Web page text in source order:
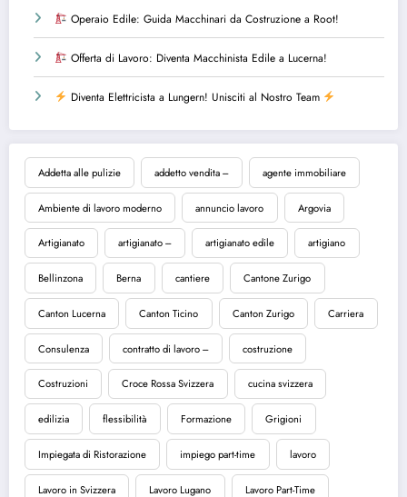
Operaio Edile: Guida Macchinari da Costruzione a Root!
Offerta di Lavoro: Diventa Macchinista Edile a Lucerna!
Diventa Elettricista a Lungern! Unisciti al Nostro Team
Addetta alle pulizie addetto vendita --- agente immobiliare
Ambiente di lavoro moderno annuncio lavoro Argovia
Artigianato artigianato --- artigianato edile artigiano
Bellinzona Berna cantiere Cantone Zurigo
Canton Lucerna Canton Ticino Canton Zurigo Carriera
Consulenza contratto di lavoro --- costruzione
Costruzioni Croce Rossa Svizzera cucina svizzera
edilizia flessibilità Formazione Grigioni
Impiegata di Ristorazione impiego part-time lavoro
Lavoro in Svizzera Lavoro Lugano Lavoro Part-Time